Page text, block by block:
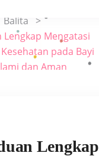
Balita >
Lengkap Mengatasi
pada Bayi
dan Aman
Lengkap